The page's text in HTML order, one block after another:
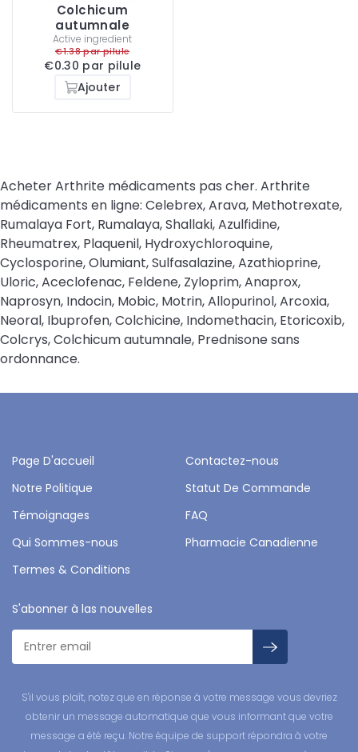
Colchicum
autumnale
Active ingredient
€1.38 par pilule
€0.30 par pilule
Ajouter
Acheter Arthrite médicaments pas cher. Arthrite
médicaments en ligne: Celebrex, Arava, Methotrexate,
Rumalaya Fort, Rumalaya, Shallaki, Azulfidine,
Rheumatrex, Plaquenil, Hydroxychloroquine,
Cyclosporine, Olumiant, Sulfasalazine, Azathioprine,
Uloric, Aceclofenac, Feldene, Zyloprim, Anaprox,
Naprosyn, Indocin, Mobic, Motrin, Allopurinol, Arcoxia,
Neoral, Ibuprofen, Colchicine, Indomethacin, Etoricoxib,
Colcrys, Colchicum autumnale, Prednisone sans
ordonnance.
Page D'accueil
Contactez-nous
Notre Politique
Statut De Commande
Témoignages
FAQ
Qui Sommes-nous
Pharmacie Canadienne
Termes & Conditions
S'abonner à las nouvelles
S'il vous plaît, notez que en réponse à votre message vous devriez
obtenir un message automatique que vous informant que votre
message a été reçu. Notre équipe de support répondra à votre